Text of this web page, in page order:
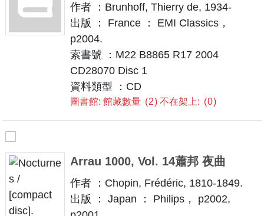
作者 ：Brunhoff, Thierry de, 1934-
出版 ： France ： EMI Classics，
p2004.
索書號 ：M22 B8865 R17 2004
CD28070 Disc 1
資料類型 ：CD
圖書館: 館藏數量 2 不在架上: 0
Arrau 1000, Vol. 14蕭邦 夜曲
作者 ：Chopin, Frédéric, 1810-1849.
出版 ： Japan ： Philips， p2002,